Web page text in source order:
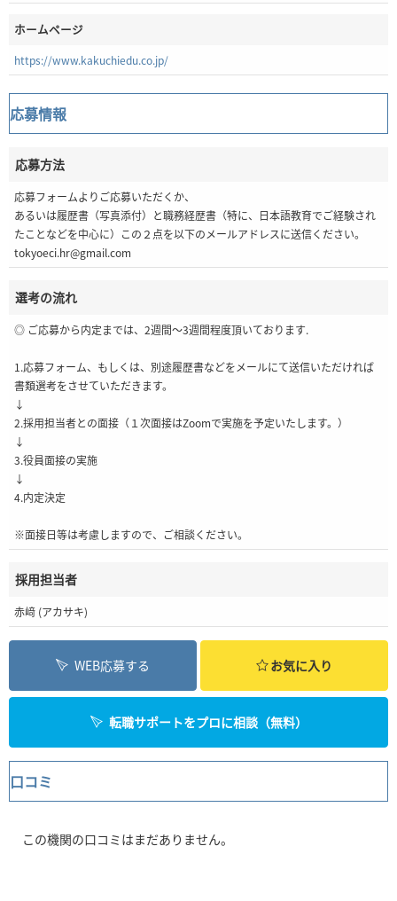
ホームページ
https://www.kakuchiedu.co.jp/
応募情報
応募方法
応募フォームよりご応募いただくか、
あるいは履歴書（写真添付）と職務経歴書（特に、日本語教育でご経験され
たことなどを中心に）この２点を以下のメールアドレスに送信ください。
tokyoeci.hr@gmail.com
選考の流れ
◎ ご応募から内定までは、2週間～3週間程度頂いております.
1.応募フォーム、もしくは、別途履歴書などをメールにて送信いただければ
書類選考をさせていただきます。
↓
2.採用担当者との面接（１次面接はZoomで実施を予定いたします。）
↓
3.役員面接の実施
↓
4.内定決定
※面接日等は考慮しますので、ご相談ください。
採用担当者
赤﨑 (アカサキ)
WEB応募する お気に入り
転職サポートをプロに相談（無料）
口コミ
この機関の口コミはまだありません。